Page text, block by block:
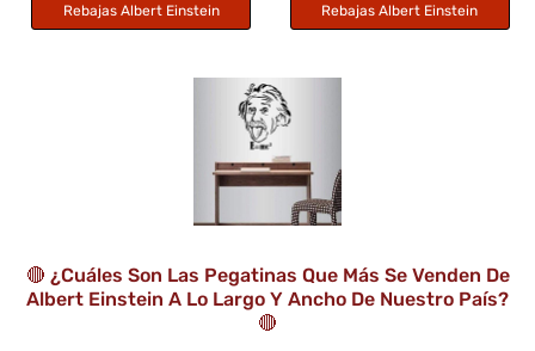
Rebajas Albert Einstein Rebajas Albert Einstein
🔴 ¿Cuáles Son Las Pegatinas Que Más Se Venden De
Albert Einstein A Lo Largo Y Ancho De Nuestro País?
🔴